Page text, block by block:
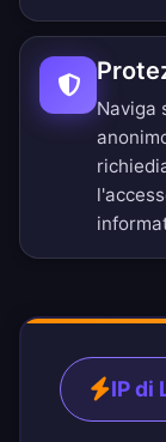
Naviga
IP di